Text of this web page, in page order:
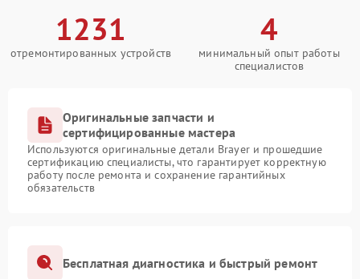
1231
отремонтированных устройств
4
минимальный опыт работы
специалистов
Оригинальные запчасти и
сертифицированные мастера
Используются оригинальные детали Brayer и прошедшие
сертификацию специалисты, что гарантирует корректную
работу после ремонта и сохранение гарантийных
обязательств
Бесплатная диагностика и быстрый ремонт